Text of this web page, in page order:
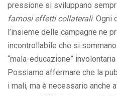
pressione si sviluppano
famosi effetti collaterali. Ogni
l’insieme delle campagne ne
incontrollabile che si
“mala-educazione”
Possiamo affermare che la
i mali, ma è necessario anche